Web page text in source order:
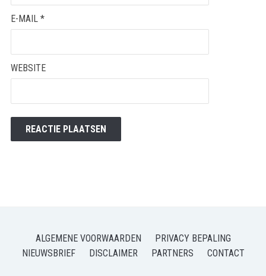
E-MAIL *
WEBSITE
ALGEMENE VOORWAARDEN
PRIVACY BEPALING
NIEUWSBRIEF
DISCLAIMER PARTNERS CONTACT